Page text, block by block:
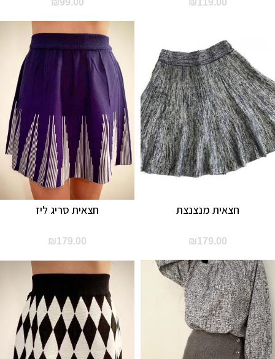
חצאית סריג ליז
₪179.00
חצאית מנצנצת
₪179.00